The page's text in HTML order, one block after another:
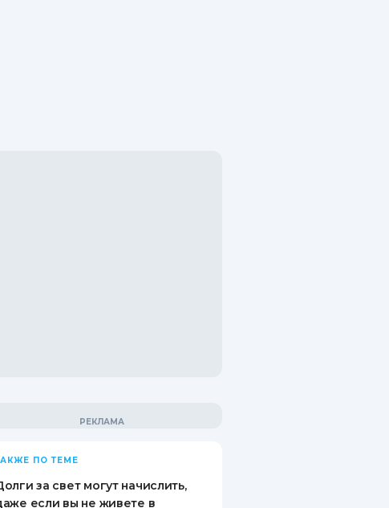
ПО ТЕМЕ
за свет могут начислить,
если вы не живете в